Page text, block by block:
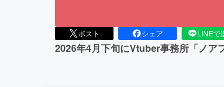
ポスト シェア LINEで
2026年4月下旬にVtuber事務所「ノア